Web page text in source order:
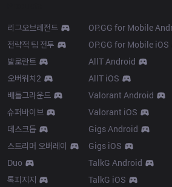
리그오브레전드
전략적 팀 전투
발로란트
오버워치2
배틀그라운드
슈퍼바이브
데스크톱
스트리머 오버레이
Duo
톡피지지
OP.GG for Mobile
OP.GG for Mobile iOS
AllT Android
AllT iOS
Valorant Android
Valorant iOS
Gigs Android
Gigs iOS
TalkG Android
TalkG iOS